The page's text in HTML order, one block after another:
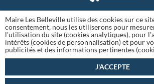
Maire Les Belleville utilise des cookies sur ce
consentement, nous les utiliserons pour
l'utilisation du site (cookies analytiques), pour
intérêts (cookies de personnalisation) et pour
publicités et des informations pertinentes
J'ACCEPTE